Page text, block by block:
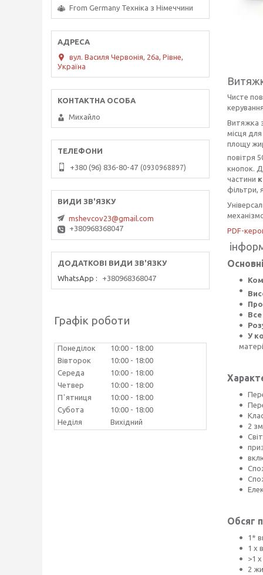
Чисте
Витяжка
місця
площу
повітря
кнопок.
частини
фільтри,
PDF-
У
2
Обсяг
1*
1 х
>1
2
From Germany Техніка з Німеччини
вул. Василя Червонія, 26а, Рівне,
Україна
Михайло
+380 (96) 836-80-47 0930968897
mshevcov23@gmail.com
+380968368047
WhatsApp +380968368047
Графік роботи
Понеділок 10:00
18:00
Вівторок
10:00
18:00
Середа
10:00
18:00
Четвер
10:00
18:00
Пʼятниця
10:00
18:00
Субота
10:00
18:00
Неділя
Вихідний